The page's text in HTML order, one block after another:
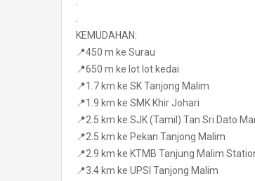
KEMUDAHAN:
📍450 m ke Surau
📍650 m ke lot lot kedai
📍1.7 km ke SK Tanjong Malim
📍1.9 km ke SMK Khir Johari
📍2.5 km ke SJK (Tamil) Tan Sri Dato
📍2.5 km ke Pekan Tanjong Malim
📍2.9 km ke KTMB Tanjung Malim
📍3.4 km ke UPSI Tanjong Malim